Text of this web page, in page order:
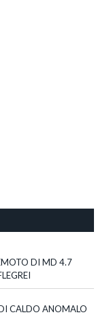
DI MD 4.7
CALDO ANOMALO